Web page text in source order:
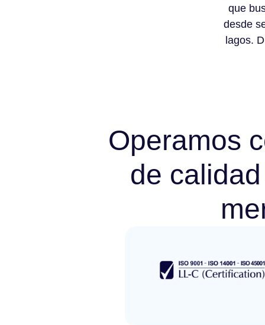
que
desde
lagos.
Operamos
de